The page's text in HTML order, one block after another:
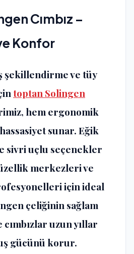
Cımbız –
Konfor
şekillendirme ve tüy
toptan Solingen
hem ergonomik
sunar. Eğik
sivri uçlu seçenekler
merkezleri ve
için ideal
çeliğinin sağlam
cımbızlar uzun yıllar
gücünü korur.